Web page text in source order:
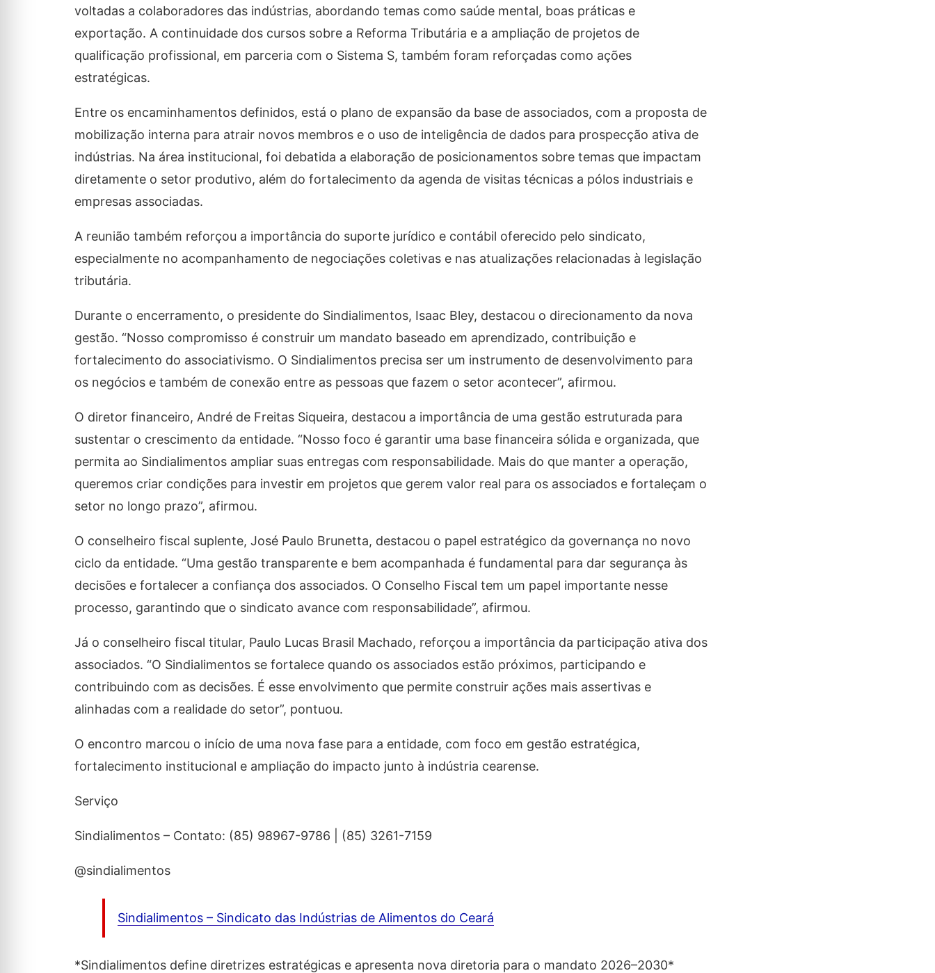
voltadas a colaboradores das indústrias, abordando temas como saúde mental, boas práticas e
exportação. A continuidade dos cursos sobre a Reforma Tributária e a ampliação de projetos de
qualificação profissional, em parceria com o Sistema S, também foram reforçadas como ações
estratégicas.
Entre os encaminhamentos definidos, está o plano de expansão da base de associados, com a proposta de
mobilização interna para atrair novos membros e o uso de inteligência de dados para prospecção ativa de
indústrias. Na área institucional, foi debatida a elaboração de posicionamentos sobre temas que impactam
diretamente o setor produtivo, além do fortalecimento da agenda de visitas técnicas a pólos industriais e
empresas associadas.
A reunião também reforçou a importância do suporte jurídico e contábil oferecido pelo sindicato,
especialmente no acompanhamento de negociações coletivas e nas atualizações relacionadas à legislação
tributária.
Durante o encerramento, o presidente do Sindialimentos, Isaac Bley, destacou o direcionamento da nova
gestão. “Nosso compromisso é construir um mandato baseado em aprendizado, contribuição e
fortalecimento do associativismo. O Sindialimentos precisa ser um instrumento de desenvolvimento para
os negócios e também de conexão entre as pessoas que fazem o setor acontecer”, afirmou.
O diretor financeiro, André de Freitas Siqueira, destacou a importância de uma gestão estruturada para
sustentar o crescimento da entidade. “Nosso foco é garantir uma base financeira sólida e organizada, que
permita ao Sindialimentos ampliar suas entregas com responsabilidade. Mais do que manter a operação,
queremos criar condições para investir em projetos que gerem valor real para os associados e fortaleçam o
setor no longo prazo”, afirmou.
O conselheiro fiscal suplente, José Paulo Brunetta, destacou o papel estratégico da governança no novo
ciclo da entidade. “Uma gestão transparente e bem acompanhada é fundamental para dar segurança às
decisões e fortalecer a confiança dos associados. O Conselho Fiscal tem um papel importante nesse
processo, garantindo que o sindicato avance com responsabilidade”, afirmou.
Já o conselheiro fiscal titular, Paulo Lucas Brasil Machado, reforçou a importância da participação ativa dos
associados. “O Sindialimentos se fortalece quando os associados estão próximos, participando e
contribuindo com as decisões. É esse envolvimento que permite construir ações mais assertivas e
alinhadas com a realidade do setor”, pontuou.
O encontro marcou o início de uma nova fase para a entidade, com foco em gestão estratégica,
fortalecimento institucional e ampliação do impacto junto à indústria cearense.
Serviço
Sindialimentos – Contato: (85) 98967-9786 | (85) 3261-7159
@sindialimentos
Sindialimentos – Sindicato das Indústrias de Alimentos do Ceará
*Sindialimentos define diretrizes estratégicas e apresenta nova diretoria para o mandato 2026–2030*